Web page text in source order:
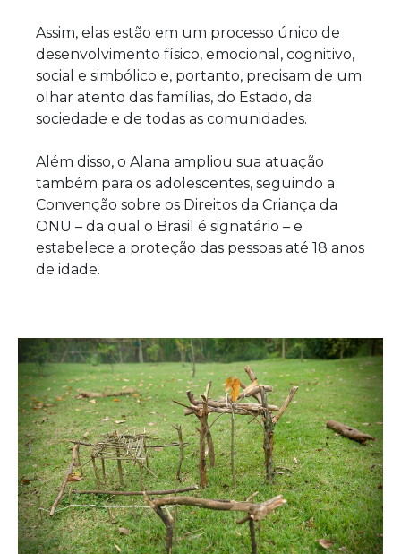
Assim, elas estão em um processo único de
desenvolvimento físico, emocional, cognitivo,
social e simbólico e, portanto, precisam de um
olhar atento das famílias, do Estado, da
sociedade e de todas as comunidades.
Além disso, o Alana ampliou sua atuação
também para os adolescentes, seguindo a
Convenção sobre os Direitos da Criança da
ONU – da qual o Brasil é signatário – e
estabelece a proteção das pessoas até 18 anos
de idade.